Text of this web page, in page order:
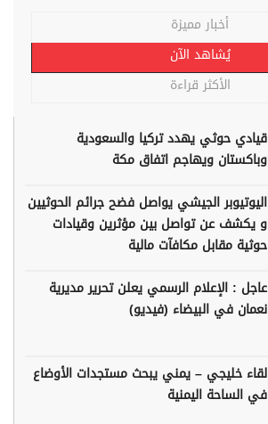
أخبار مميزة
يُشاهد الآن
الأكثر قراءة
قيادي حوثي يهدد تركيا والسعودية
وباكستان ويهاجم اتفاق مكة
اليوتيوبر الجيشي يواصل فضح جرائم الحوثيين
و يكشف عن تواصل بين مؤثرين وقيادات
حوثية مقابل مكافآت مالية
عاجل : الإعلام الرسمي يعلن تحرير مديرية
نعمان في البيضاء (فيديو)
لقاء خليجي – يمني يبحث مستجدات الأوضاع
في الساحة اليمنية